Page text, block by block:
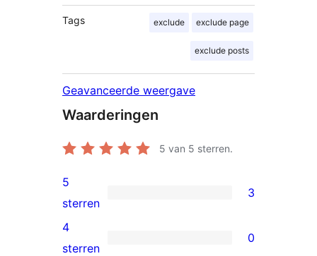
Tags exclude exclude page
exclude posts
Geavanceerde weergave
Waarderingen
5 van 5 sterren.
3
5
sterren
5
sterren
3
0
4
sterren
0